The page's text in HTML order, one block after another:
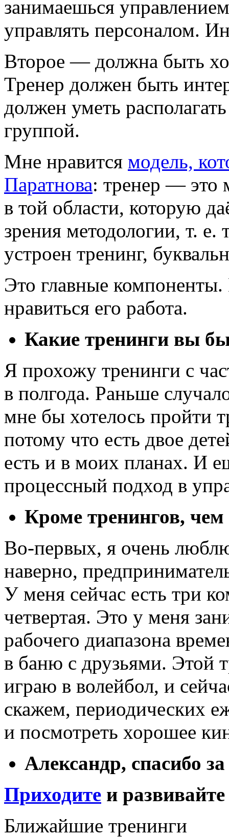
занимаешься
управлять персоналом.
Второе — должна быть
Тренер должен быть
должен уметь
группой.
Мне нравится модель,
Паратнова: тренер — это
в той области, которую
зрения методологии, т.
устроен тренинг,
Это главные
нравиться его работа.
Какие тренинги вы
Я прохожу тренинги с
в полгода. Раньше
мне бы хотелось пройти
потому что есть двое
есть и в моих планах. И
процессный подход в
Кроме тренингов,
Во-первых, я очень
наверно,
У меня сейчас есть три
четвертая. Это у меня
рабочего диапазона
в баню с друзьями. Этой
играю в волейбол, и
скажем, периодических
и посмотреть хорошее
Александр, спасибо
Приходите и
Ближайшие тренинги